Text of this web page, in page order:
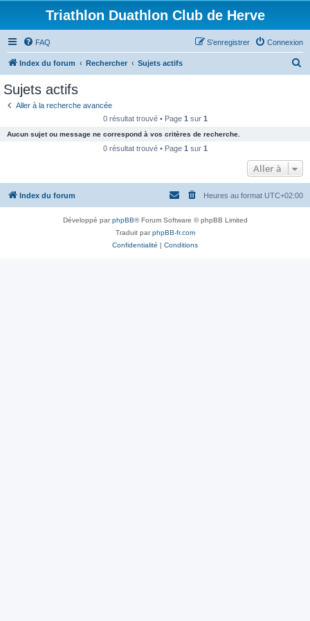
Triathlon Duathlon Club de Herve
FAQ Connexion
S’enregistrer
Index du forum Rechercher Sujets actifs
c
e
Sujets actifs
Aller à la recherche avancée
0 résultat trouvé • Page 1 sur 1
Aucun sujet ou message ne correspond à vos critères de recherche.
0 résultat trouvé • Page 1 sur 1
Aller à
Index du forum Heures au format UTC+02:00
Développé parphpBB® Forum Software © phpBB Limited
Traduit parphpBB-fr.com
Confidentialité | Conditions